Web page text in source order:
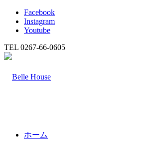
Facebook
Instagram
Youtube
TEL 0267-66-0605
ホーム